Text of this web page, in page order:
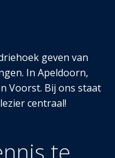
geven van
In Apeldoorn,
Voorst. Bij ons staat
centraal!